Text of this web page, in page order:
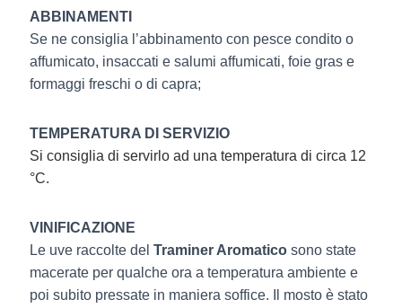
ABBINAMENTI
Se ne consiglia l’abbinamento con pesce condito o
affumicato, insaccati e salumi affumicati, foie gras e
formaggi freschi o di capra;
TEMPERATURA DI SERVIZIO
Si consiglia di servirlo ad una temperatura di circa 12
°C.
VINIFICAZIONE
Le uve raccolte delTraminer Aromatico sono state
macerate per qualche ora a temperatura ambiente e
poi subito pressate in maniera soffice. Il mosto è stato